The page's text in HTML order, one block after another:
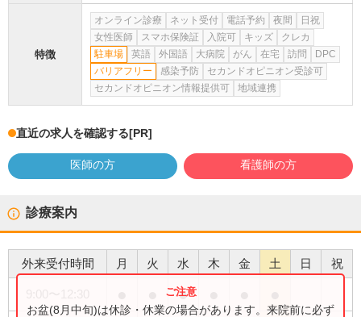
特徴
オンライン診療 ネット受付 電話予約 夜間
日祝
女性医師
スマホ保険証 入院可 キッズ
クレカ
駐車場
英語 外国語 大病院 がん 在宅 訪問
DPC
バリアフリー
感染予防
セカンドオピニオン受診可
セカンドオピニオン情報提供可
地域連携
直近の求人を確認する[PR]
医師の方 看護師の方
診療案内
外来受付時間 月 火 水 木 金 土 日 祝
●
お盆(8月中旬)は休診・休業の場合があります。来院前に必ず